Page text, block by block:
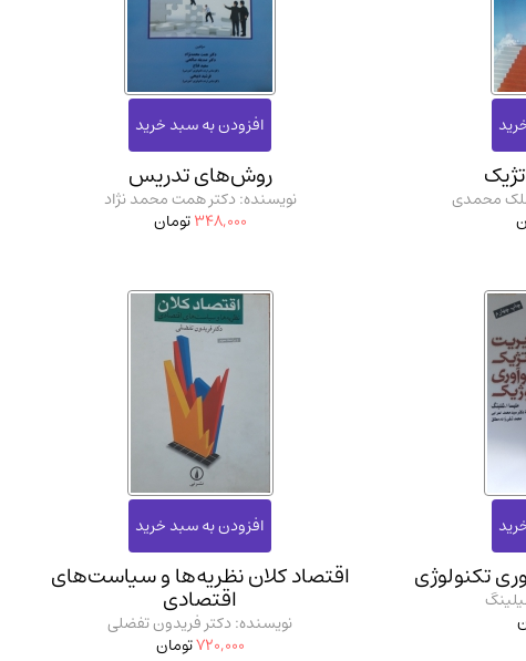
محمدی
روش‌های تدریس
نویسنده: دکتر همت محمد نژاد
348,000تومان
تکنولوژی اقتصاد کلان نظریه‌ها و سیاست‌های
اقتصادی
نویسنده: دکتر فریدون تفضلی
720,000تومان